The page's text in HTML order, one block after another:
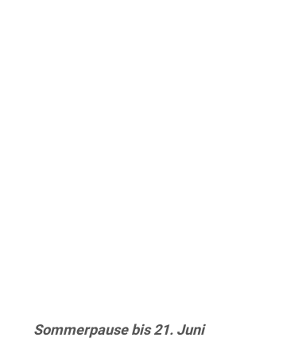
Sommerpause bis 21. Juni